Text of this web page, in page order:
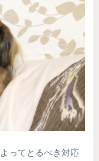
ってとるべき対応